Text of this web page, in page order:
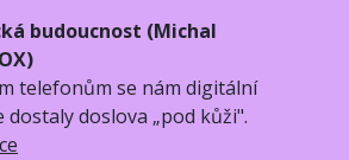
budoucnost (Michal
telefonům se nám digitální
doslova „pod kůži".